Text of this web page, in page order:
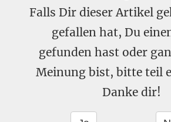
Falls Dir dieser Artikel
gefallen hat, Du
gefunden hast oder
Meinung bist, bitte teil
Danke dir!